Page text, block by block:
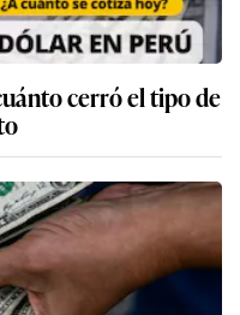
cerró el tipo de